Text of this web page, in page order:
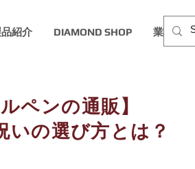
紹介 DIAMOND SHOP 業務内容
ペンの通販】
いの選び方とは？